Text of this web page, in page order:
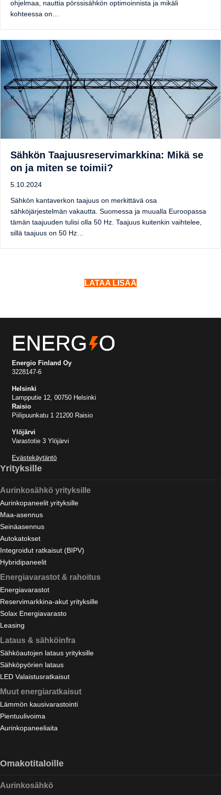
ohjelmaa, nauttia pörssisähkön optimoinnista ja mikäli
kohteessa on…
Sähkön Taajuusreservimarkkina: Mikä se
on ja miten se toimii?
5.10.2024
Sähkön kantaverkon taajuus on merkittävä osa
sähköjärjestelmän vakautta. Suomessa ja muualla Euroopassa
tämän taajuuden tulisi olla 50 Hz. Taajuus kuitenkin vaihtelee,
sillä taajuus on 50 Hz…
LATAA LISÄÄ
Energio Finland Oy
3228147-6
Helsinki
Lampputie 12, 00750 Helsinki
Raisio
Piilipuunkatu 1 21200 Raisio
Ylöjärvi
Varastotie 3 Ylöjärvi
Evästekäytäntö
Yrityksille
Aurinkosähkö yrityksille
Aurinkopaneelit yrityksille
Maa-asennus
Seinäasennus
Autokatokset
Integroidut ratkaisut (BIPV)
Hybridipaneelit
Energiavarastot & rahoitus
Energiavarastot
Reservimarkkina-akut yrityksille
Solax Energiavarasto
Leasing
Lataus & sähköinfra
Sähköautojen lataus yrityksille
Sähköpyörien lataus
LED Valaistusratkaisut
Muut energiaratkaisut
Lämmön kausivarastointi
Pientuulivoima
Aurinkopaneeliaita
Omakotitaloille
Aurinkosähkö